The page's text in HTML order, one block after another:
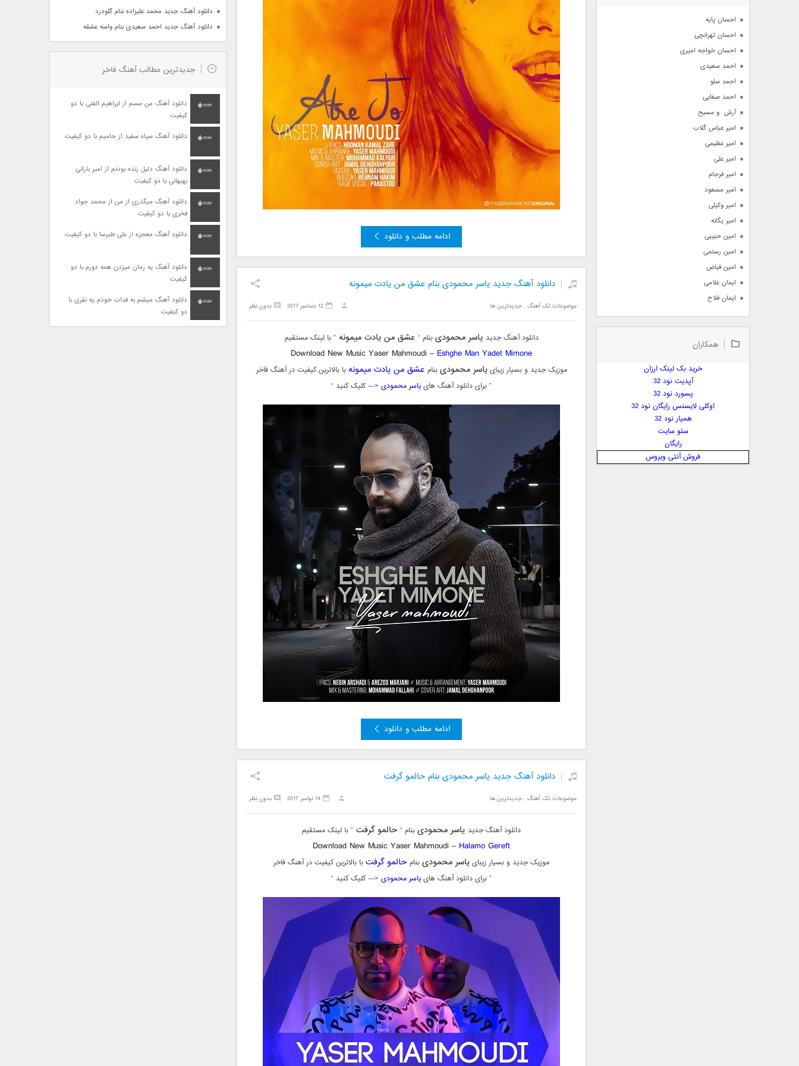
ادامه مطلب و دانلود
دانلود آهنگ جدید یاسر محمودی بنام عشق من یادت میمونه
موضوعات:تک آهنگ ,جدیدترین ها بدون نظر 12 دسامبر 2017
دانلود آهنگ جدید یاسر محمودیبنام “ عشق من یادت میمونه” با لینک مستقیم
Download New Music Yaser Mahmoudi – Eshghe Man Yadet Mimone
موزیک جدید و بسیار زیباییاسر محمودیبنام عشق من یادت میمونهبا بالاترین کیفیت در آهنگ فاخر
” برای دانلود آهنگ هاییاسر محمودی <— کلیک کنید “
ادامه مطلب و دانلود
دانلود آهنگ جدید یاسر محمودی بنام حالمو گرفت
موضوعات:تک آهنگ ,جدیدترین ها بدون نظر 14 نوامبر 2017
دانلود آهنگ جدید یاسر محمودیبنام “ حالمو گرفت ” با لینک مستقیم
Download New Music Yaser Mahmoudi – Halamo Gereft
موزیک جدید و بسیار زیباییاسر محمودیبنام حالمو گرفتبا بالاترین کیفیت در آهنگ فاخر
” برای دانلود آهنگ هاییاسر محمودی <— کلیک کنید “
دانلود آهنگ جدید محمد علیزاده بنام گلودرد
دانلود آهنگ جدید احمد سعیدی بنام واسه عشقه
جدیدترین مطالب آهنگ فاخر
دانلود آهنگ من مسم از ابراهیم الفتی با دو
کیفیت
دانلود آهنگ سیاه سفید از حامیم با دو کیفیت
دانلود آهنگ دلیل زنده بودنم از امیر بارانی
بهبهانی با دو کیفیت
دانلود آهنگ میگذری از من از محمد جواد
فخری با دو کیفیت
دانلود آهنگ معجزه از علی طبرسا با دو کیفیت
دانلود آهنگ یه زمان میزدن همه دورم با دو
کیفیت
دانلود آهنگ میشم به فدات خودم یه نفری با
دو کیفیت
احسان پایه
احسان تهرانچی
احسان خواجه امیری
احمد سعیدی
احمد سلو
احمد صفایی
آرش  و مسیح
امیر عباس گلاب
امیر عظیمی
امیر علی
امیر فرجام
امیر مسعود
امیر وکیلی
امیر یگانه
امین حبیبی
امین رستمی
امین فیاض
ایمان غلامی
ایمان فلاح
بابک جهانبخش
بابک مافی
بهنام صفوی
پارسا چیلیک
همکاران
خرید بک لینک ارزان
آپدیت نود 32
پسورد نود 32
اوکلی لایسنس رایگان نود 32
همیار نود 32
سئو سایت
رایگان
فروش آنتی ویروس